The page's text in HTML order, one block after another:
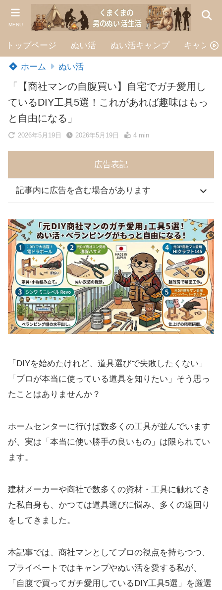
MENU
トップページ ぬい活 ぬい活キャンプ キャンプ
ホーム ぬい活
「【商社マンの自腹買い】自宅でガチ愛用し
ているDIY工具5選！これがあれば趣味はもっ
と自由になる」
2026年5月19日 2026年5月19日 4 min
広告表記
記事内に広告を含む場合があります
「DIYを始めたけれど、道具選びで失敗したくない」
「プロが本当に使っている道具を知りたい」そう思っ
たことはありませんか？
ホームセンターに行けば数多くの工具が並んでいます
が、実は「本当に使い勝手の良いもの」は限られてい
ます。
建材メーカーや商社で数多くの資材・工具に触れてき
た私自身も、かつては道具選びに悩み、多くの遠回り
をしてきました。
本記事では、商社マンとしてプロの視点を持ちつつ、
プライベートではキャンプやぬい活を愛する私が、
「自腹で買ってガチ愛用しているDIY工具5選」を厳選